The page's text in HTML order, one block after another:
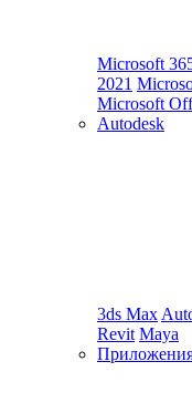
Microsoft
2021
Microsoft
Autodesk
3ds Max
Revit Maya